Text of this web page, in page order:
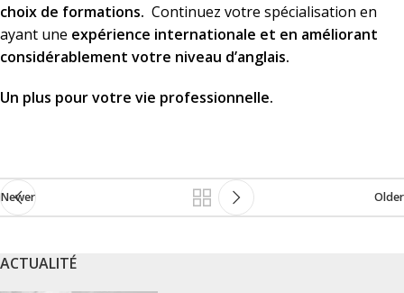
choix de formations. Continuez votre spécialisation en
ayant une expérience internationale et en améliorant
considérablement votre niveau d’anglais.
Un plus pour votre vie professionnelle.
Newer Older
ACTUALITÉ